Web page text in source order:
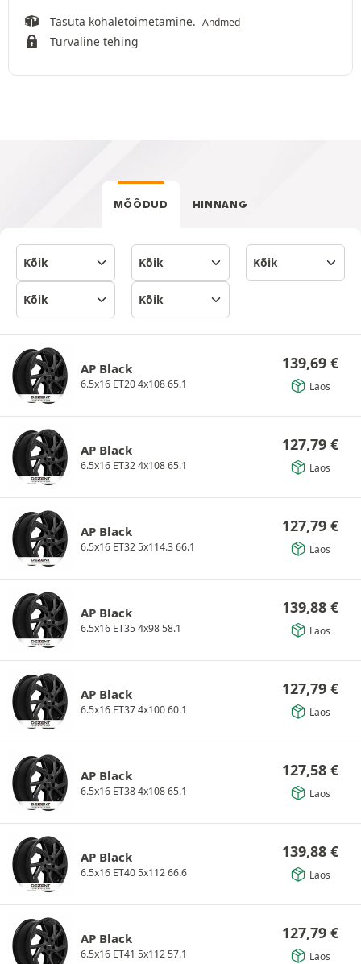
Tasuta kohaletoimetamine. Andmed
Turvaline tehing
MÕÕDUD HINNANG
AP Black
6.5x16 ET20 4x108 65.1
139,69 €
Laos
AP Black
6.5x16 ET32 4x108 65.1
127,79 €
Laos
AP Black
6.5x16 ET32 5x114.3 66.1
127,79 €
Laos
AP Black
6.5x16 ET35 4x98 58.1
139,88 €
Laos
AP Black
6.5x16 ET37 4x100 60.1
127,79 €
Laos
AP Black
6.5x16 ET38 4x108 65.1
127,58 €
Laos
AP Black
6.5x16 ET40 5x112 66.6
139,88 €
Laos
AP Black
6.5x16 ET41 5x112 57.1
127,79 €
Laos